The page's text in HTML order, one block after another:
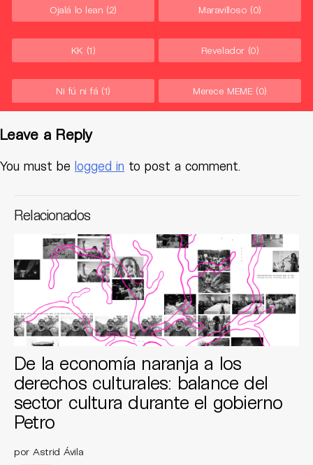
Ojalá lo lean (2) Maravilloso (0)
KK (1) Revelador (0)
Ni fú ni fá (1) Merece MEME (0)
Leave a Reply
You must be logged in to post a comment.
Relacionados
De la economía naranja a los
derechos culturales: balance del
sector cultura durante el gobierno
Petro
por Astrid Ávila